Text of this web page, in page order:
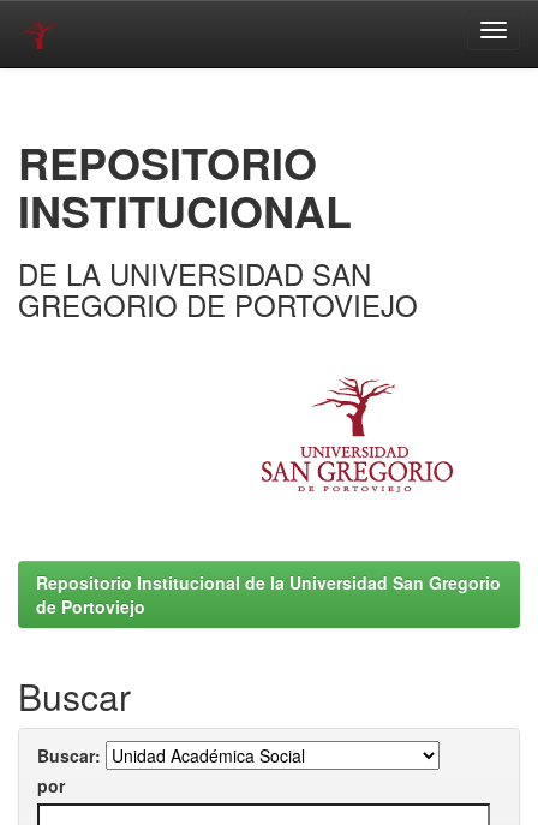
REPOSITORIO
INSTITUCIONAL
DE LA UNIVERSIDAD SAN
GREGORIO DE PORTOVIEJO
Repositorio Institucional de la Universidad San Gregorio
de Portoviejo
Buscar
Buscar:
por